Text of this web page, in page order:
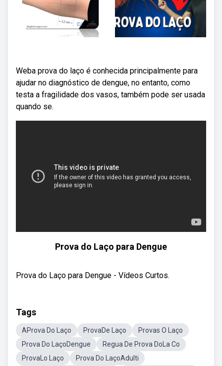
Weba prova do laço é conhecida principalmente para
ajudar no diagnóstico de dengue, no entanto, como
testa a fragilidade dos vasos, também pode ser usada
quando se.
Prova do Laço para Dengue
Prova do Laço para Dengue - Vídeos Curtos.
Tags
AProva Do Laço ProvaDe Laço
Provas O Laço
Prova Do LaçoDengue
Regua De Prova DoLa Co
ProvaLo Laço
Prova Do LaçoAdulti